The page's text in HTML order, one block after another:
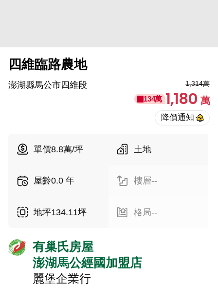
四維臨路農地
澎湖縣馬公市四維段 1,314萬
134萬 1,180萬
單價8.8萬/坪 土地
屋齡0.0 年 樓層--
地坪134.11坪 格局--
有巢氏房屋
澎湖馬公經國加盟店
麗堡企業行